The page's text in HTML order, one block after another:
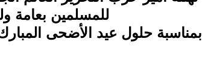
للمسلمين بعامة
بمناسبة حلول عيد الأضحى المبارك لعام 1447هـ